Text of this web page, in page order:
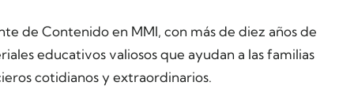
de Contenido en MMI, con más de diez años de
educativos valiosos que ayudan a las familias
cotidianos y extraordinarios.